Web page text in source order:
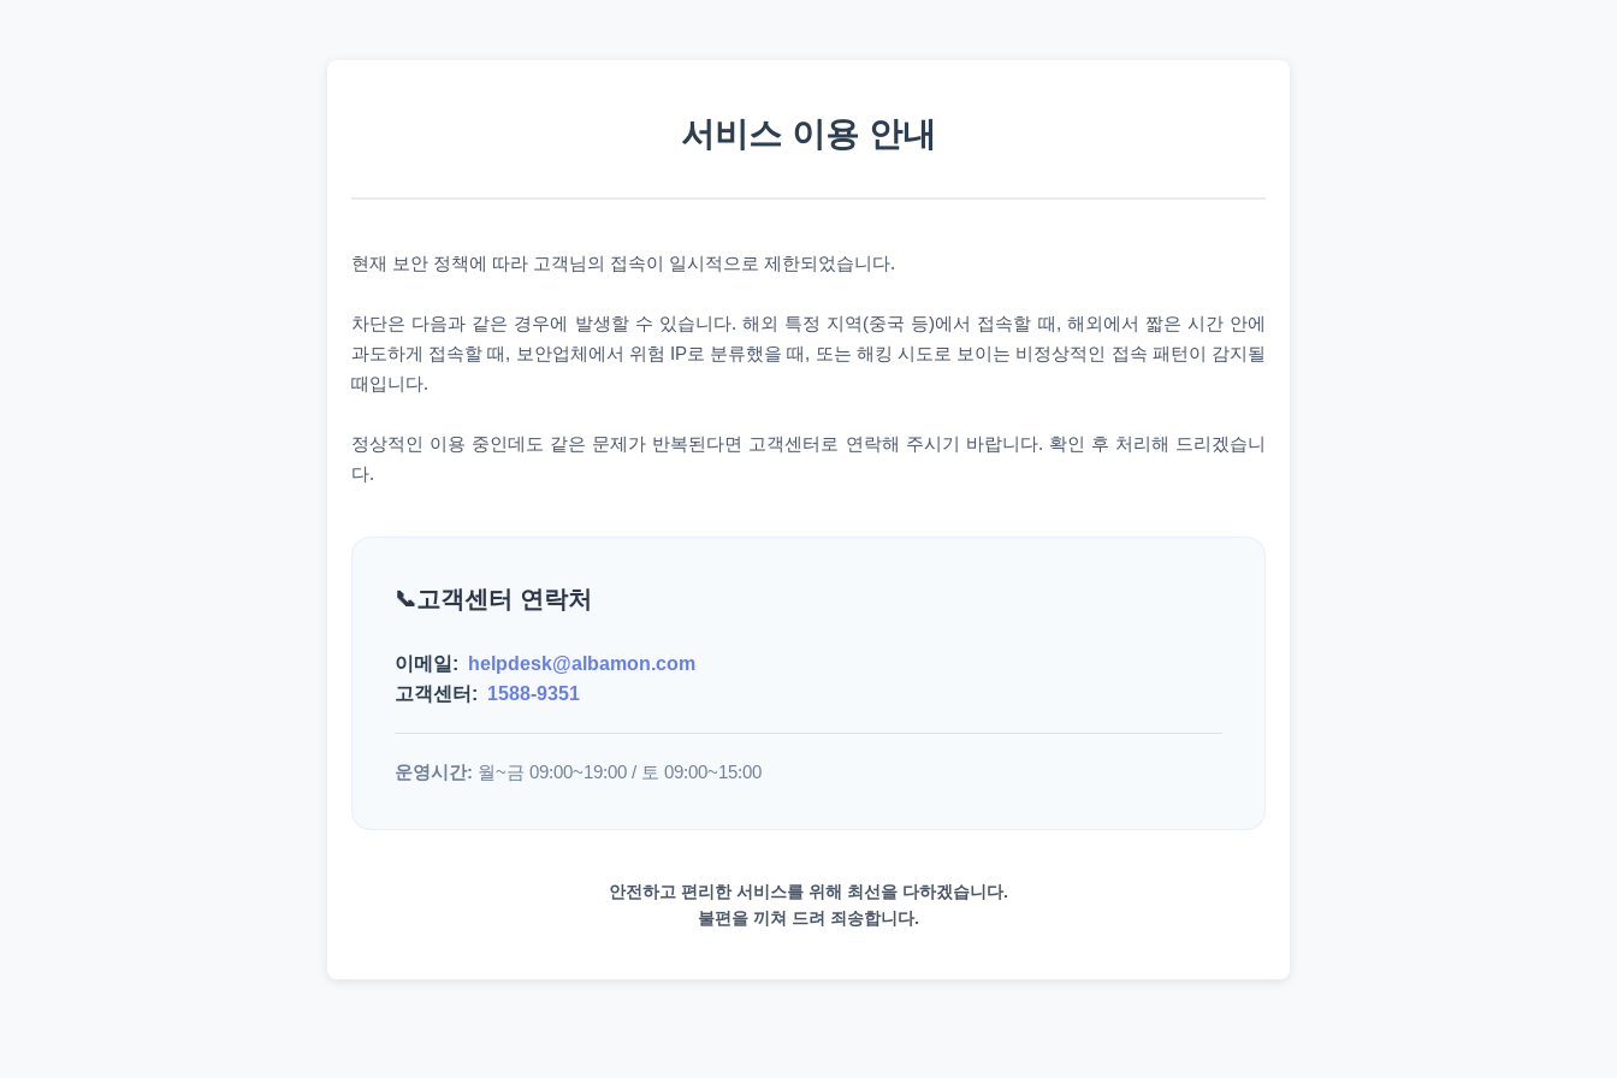
서비스 이용 안내
현재 보안 정책에 따라 고객님의 접속이 일시적으로 제한되었습니다.
차단은 다음과 같은 경우에 발생할 수 있습니다. 해외 특정 지역(중국 등)에서 접속할 때, 해외에서 짧은 시간 안에
과도하게 접속할 때, 보안업체에서 위험 IP로 분류했을 때, 또는 해킹 시도로 보이는 비정상적인 접속 패턴이 감지될
때입니다.
정상적인 이용 중인데도 같은 문제가 반복된다면 고객센터로 연락해 주시기 바랍니다. 확인 후 처리해 드리겠습니
다.
고객센터 연락처
이메일:
helpdesk@albamon.com
고객센터: 1588-9351
운영시간: 월~금 09:00~19:00 / 토 09:00~15:00
안전하고 편리한 서비스를 위해 최선을 다하겠습니다.
불편을 끼쳐 드려 죄송합니다.